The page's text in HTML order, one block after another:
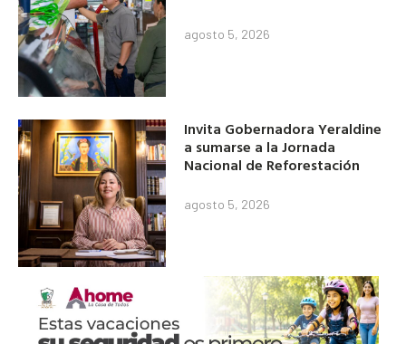
agosto 5, 2026
Invita Gobernadora Yeraldine
a sumarse a la Jornada
Nacional de Reforestación
agosto 5, 2026